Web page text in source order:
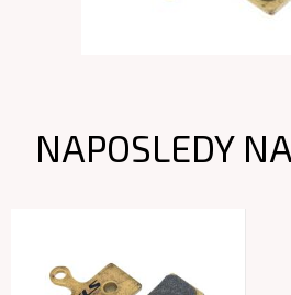
NAPOSLEDY